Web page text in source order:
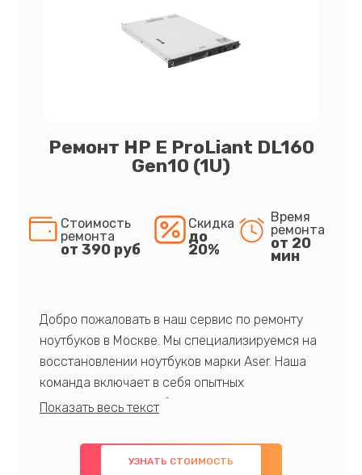
Ремонт HP E ProLiant DL160
Gen10 (1U)
Стоимость
ремонта
от 390 руб
Скидка
до
20%
Время
ремонта
от 20
мин
Добро пожаловать в наш сервис по ремонту
ноутбуков в Москве. Мы специализируемся на
восстановлении ноутбуков марки Aser. Наша
команда включает в себя опытных
профессионалов с обширными знаниями и
предлагаем быстрый и качественный ремонт с
использованием оригинальных компонентов, а
УЗНАТЬ СТОИМОСТЬ